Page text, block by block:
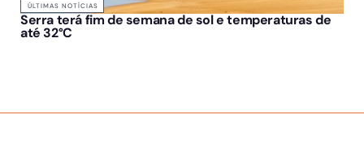
ÚLTIMAS NOTÍCIAS
Serra terá fim de semana de sol e temperaturas de
até 32°C